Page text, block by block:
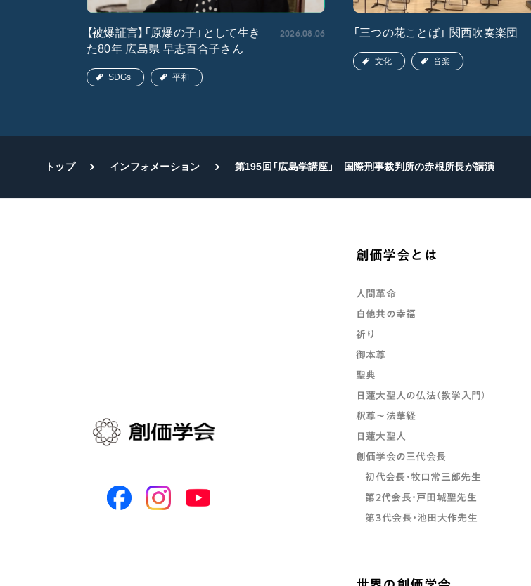
【被爆証言】「原爆の子」として生き
た80年 広島県 早志百合子さん
2026.08.06
SDGs 平和
「三つの花ことば」 関西吹奏楽団
文化 音楽
トップ インフォメーション 第195回「広島学講座」 国際刑事裁判所の赤根所長が講演
創価学会とは
人間革命
自他共の幸福
祈り
御本尊
聖典
日蓮大聖人の仏法（教学入門）
釈尊～法華経
日蓮大聖人
創価学会の三代会長
初代会長・牧口常三郎先生
第2代会長・戸田城聖先生
第3代会長・池田大作先生